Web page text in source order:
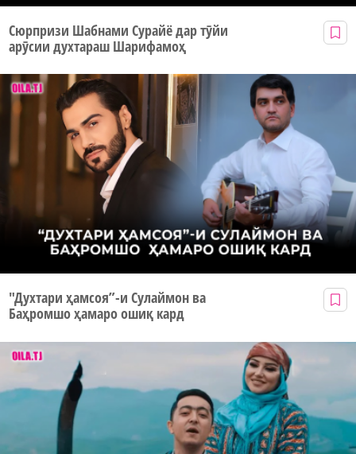
Сюрпризи Шабнами Сурайё дар тӯйи
арӯсии духтараш Шарифамоҳ
"Духтари ҳамсоя”-и Сулаймон ва
Баҳромшо ҳамаро ошиқ кард